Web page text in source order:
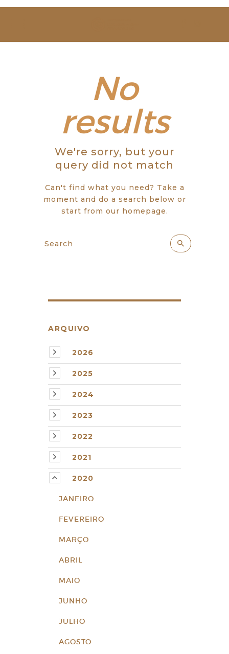
ESTUDAR
NOTÍCIAS
GALERIA
CONTACTOS
No
results
We're sorry, but your
query did not match
Can't find what you need? Take a
moment and do a search below or
start from our homepage.
ARQUIVO
2026
2025
2024
2023
2022
2021
2020
JANEIRO
FEVEREIRO
MARÇO
ABRIL
MAIO
JUNHO
JULHO
AGOSTO